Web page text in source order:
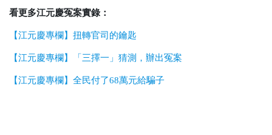
看更多江元慶冤案實錄：
【江元慶專欄】扭轉官司的鑰匙
【江元慶專欄】「三擇一」猜測，辦出冤案
【江元慶專欄】全民付了68萬元給騙子